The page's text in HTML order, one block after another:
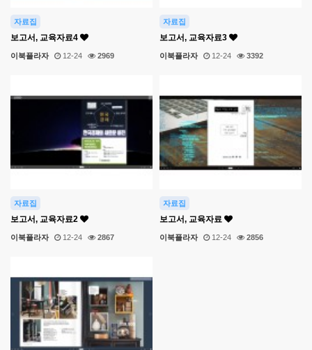
자료집
보고서, 교육자료4
이북플라자 12-24 2969
자료집
보고서, 교육자료3
이북플라자 12-24 3392
자료집
보고서, 교육자료2
이북플라자 12-24 2867
자료집
보고서, 교육자료
이북플라자 12-24 2856